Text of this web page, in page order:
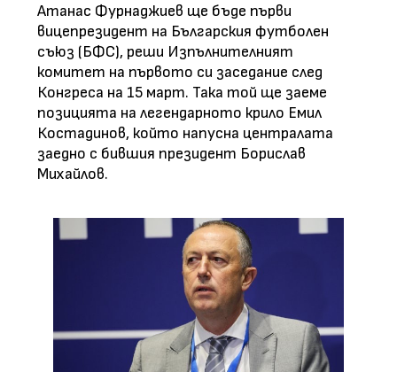
Атанас Фурнаджиев ще бъде първи
вицепрезидент на Българския футболен
съюз (БФС), реши Изпълнителният
комитет на първото си заседание след
Конгреса на 15 март. Така той ще заеме
позицията на легендарното крило Емил
Костадинов, който напусна централата
заедно с бившия президент Борислав
Михайлов.